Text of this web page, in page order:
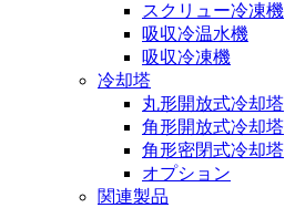
スクリュー冷凍機
吸収冷温水機
吸収冷凍機
冷却塔
丸形開放式冷却塔
角形開放式冷却塔
角形密閉式冷却塔
オプション
関連製品